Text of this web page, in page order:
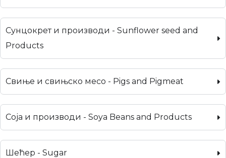
Сунцокрет и производи - Sunflower seed and
Products
Свиње и свињско месо - Pigs and Pigmeat
Соја и производи - Soya Beans and Products
Шећер - Sugar